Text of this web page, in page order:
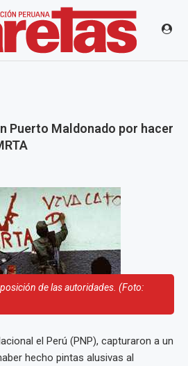
Puerto Maldonado por hacer
de las autoridades. (Foto:
el Perú (PNP), capturaron a un
hecho pintas alusivas al